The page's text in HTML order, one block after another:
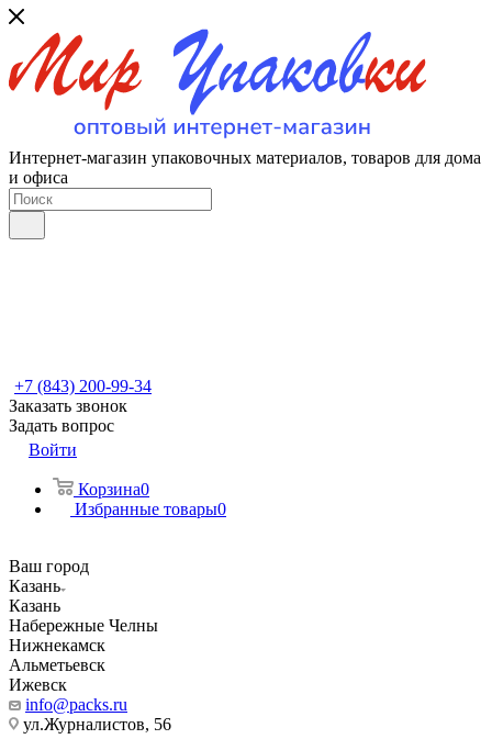
Интернет-магазин упаковочных материалов, товаров для дома
и офиса
+7 (843) 200-99-34
Заказать звонок
Задать вопрос
Войти
Корзина0
Избранные товары0
Ваш город
Казань
Казань
Набережные Челны
Нижнекамск
Альметьевск
Ижевск
info@packs.ru
ул.Журналистов, 56